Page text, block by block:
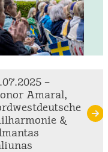
–
Amaral,
&